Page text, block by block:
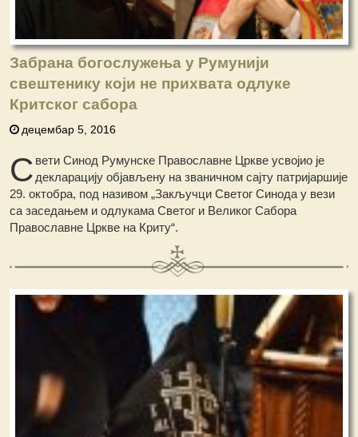
Забрана богослужења у Румунији
свештенику који не прихвата одлуке
Критског сабора
децембар 5, 2016
С вети Синод Румунске Православне Цркве усвојио је
декларацију објављену на званичном сајту патријаршије
29. октобра, под називом „Закључци Светог Синода у вези
са заседањем и одлукама Светог и Великог Сабора
Православне Цркве на Криту“.